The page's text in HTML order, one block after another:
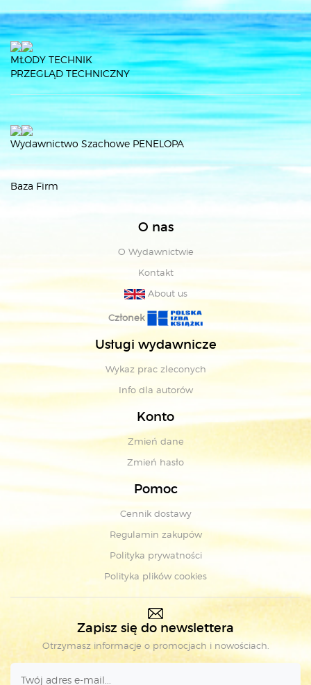
MŁODY TECHNIK
PRZEGLĄD TECHNICZNY
Wydawnictwo Szachowe PENELOPA
Baza Firm
O nas
O Wydawnictwie
Kontakt
About us
Członek
Usługi wydawnicze
Wykaz prac zleconych
Info dla autorów
Konto
Zmień dane
Zmień hasło
Pomoc
Cennik dostawy
Regulamin zakupów
Polityka prywatności
Polityka plików cookies
Zapisz się do newslettera
Otrzymasz informacje o promocjach i nowościach.